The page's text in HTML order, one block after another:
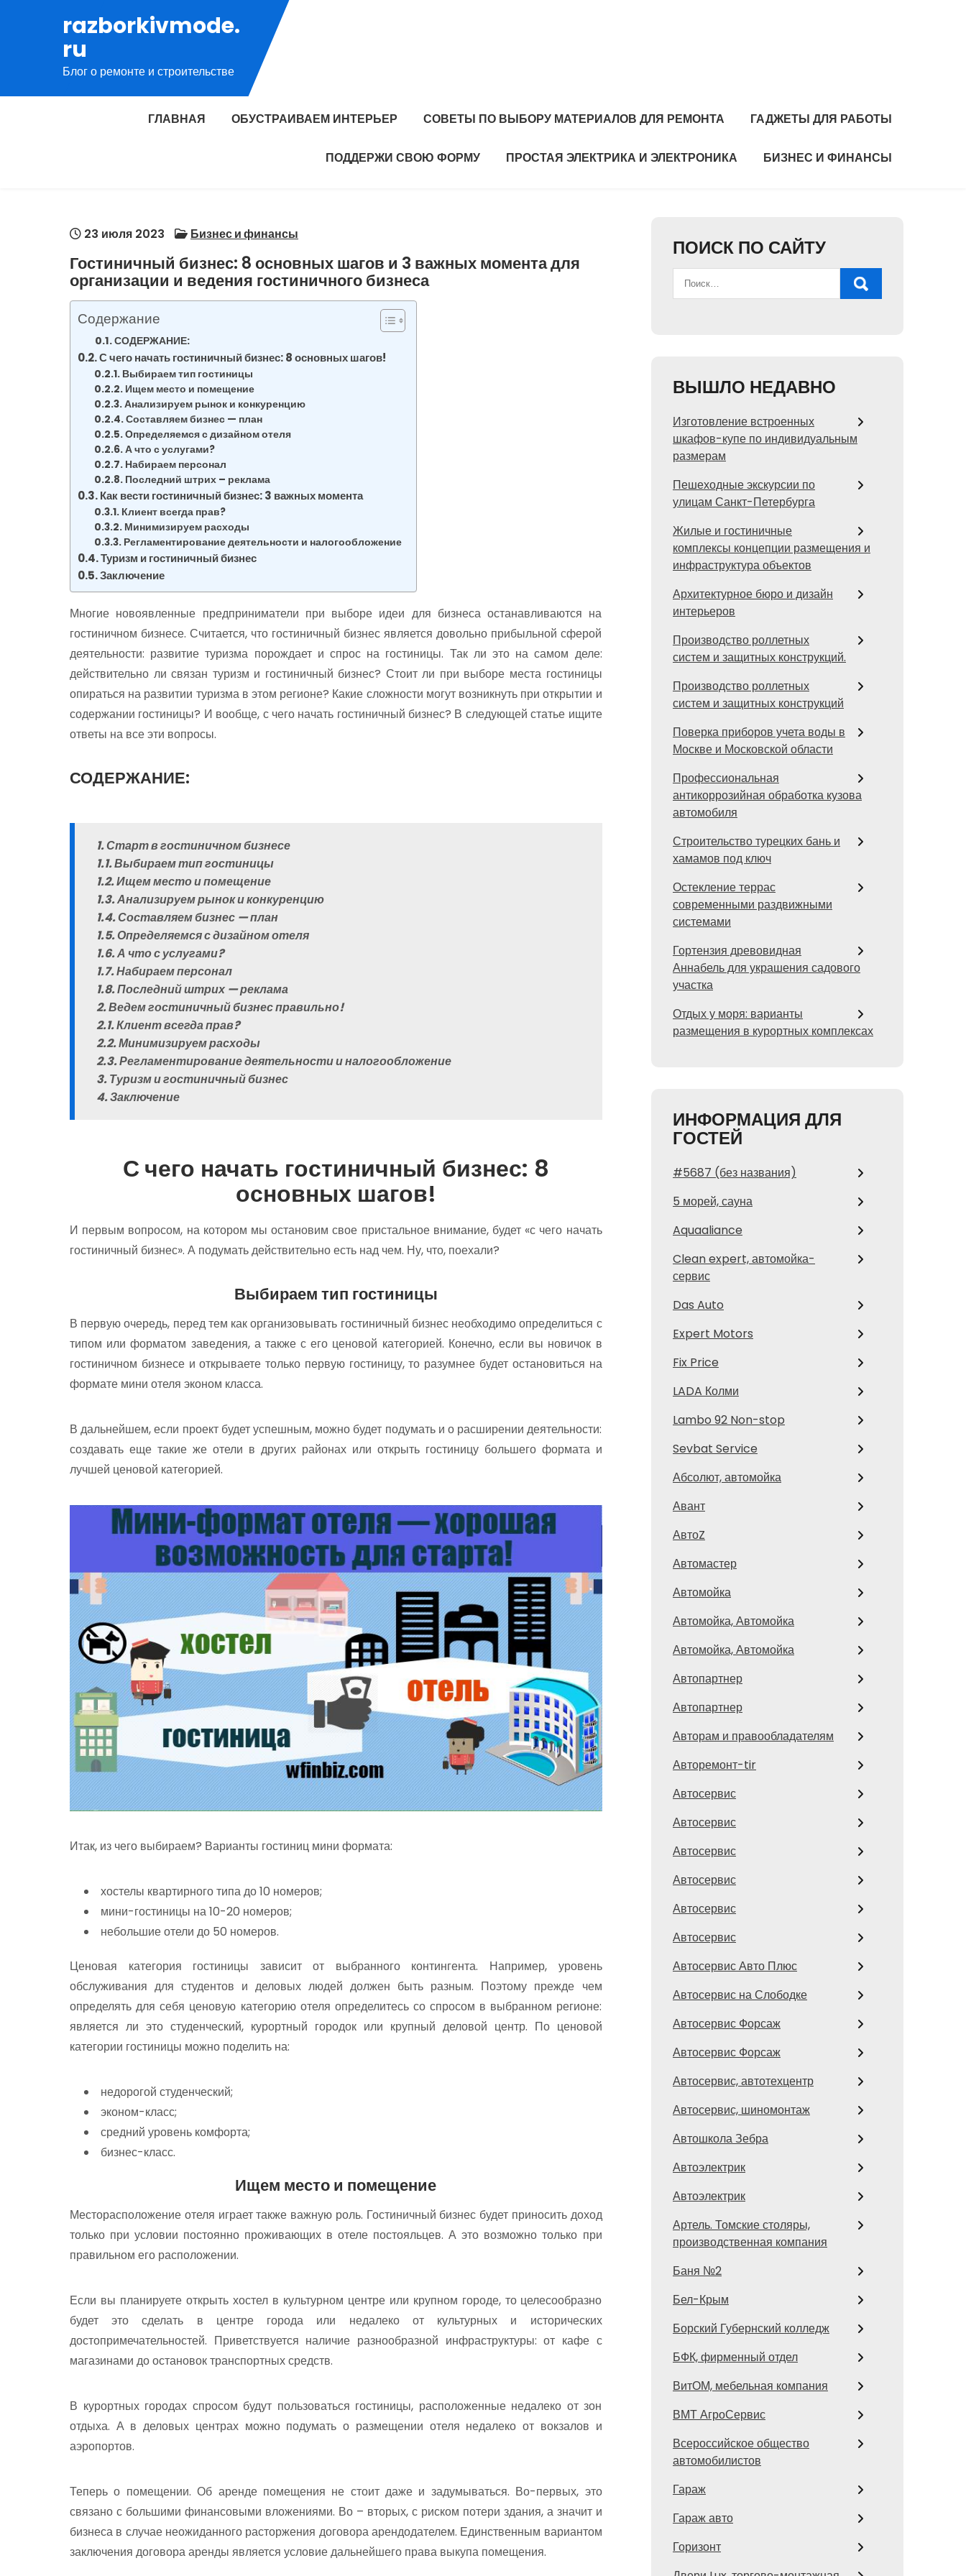
содержимому
razborkivmode.
ru
Блог о ремонте и строительстве
ГЛАВНАЯ ОБУСТРАИВАЕМ ИНТЕРЬЕР СОВЕТЫ ПО ВЫБОРУ МАТЕРИАЛОВ ДЛЯ РЕМОНТА ГАДЖЕТЫ ДЛЯ РАБОТЫ
ПОДДЕРЖИ СВОЮ ФОРМУ ПРОСТАЯ ЭЛЕКТРИКА И ЭЛЕКТРОНИКА БИЗНЕС И ФИНАНСЫ
23 июля 2023 Бизнес и финансы
Гостиничный бизнес: 8 основных шагов и 3 важных момента для
организации и ведения гостиничного бизнеса
Содержание
СОДЕРЖАНИЕ:
С чего начать гостиничный бизнес: 8 основных шагов!
Выбираем тип гостиницы
Ищем место и помещение
Анализируем рынок и конкуренцию
Составляем бизнес — план
Определяемся с дизайном отеля
А что с услугами?
Набираем персонал
Последний штрих – реклама
Как вести гостиничный бизнес: 3 важных момента
Клиент всегда прав?
Минимизируем расходы
Регламентирование деятельности и налогообложение
Туризм и гостиничный бизнес
Заключение
Многие новоявленные предприниматели при выборе идеи для бизнеса останавливаются на
гостиничном бизнесе. Считается, что гостиничный бизнес является довольно прибыльной сферой
деятельности: развитие туризма порождает и спрос на гостиницы. Так ли это на самом деле:
действительно ли связан туризм и гостиничный бизнес? Стоит ли при выборе места гостиницы
опираться на развитии туризма в этом регионе? Какие сложности могут возникнуть при открытии и
содержании гостиницы? И вообще, с чего начать гостиничный бизнес? В следующей статье ищите
ответы на все эти вопросы.
СОДЕРЖАНИЕ:
1. Старт в гостиничном бизнесе
1.1. Выбираем тип гостиницы
1.2. Ищем место и помещение
1.3. Анализируем рынок и конкуренцию
1.4. Составляем бизнес — план
1.5. Определяемся с дизайном отеля
1.6. А что с услугами?
1.7. Набираем персонал
1.8. Последний штрих — реклама
2. Ведем гостиничный бизнес правильно!
2.1. Клиент всегда прав?
2.2. Минимизируем расходы
2.3. Регламентирование деятельности и налогообложение
3. Туризм и гостиничный бизнес
4. Заключение
С чего начать гостиничный бизнес: 8
основных шагов!
И первым вопросом, на котором мы остановим свое пристальное внимание, будет «с чего начать
гостиничный бизнес». А подумать действительно есть над чем. Ну, что, поехали?
Выбираем тип гостиницы
В первую очередь, перед тем как организовывать гостиничный бизнес необходимо определиться с
типом или форматом заведения, а также с его ценовой категорией. Конечно, если вы новичок в
гостиничном бизнесе и открываете только первую гостиницу, то разумнее будет остановиться на
формате мини отеля эконом класса.
В дальнейшем, если проект будет успешным, можно будет подумать и о расширении деятельности:
создавать еще такие же отели в других районах или открыть гостиницу большего формата и
лучшей ценовой категорией.
Итак, из чего выбираем? Варианты гостиниц мини формата:
хостелы квартирного типа до 10 номеров;
мини-гостиницы на 10-20 номеров;
небольшие отели до 50 номеров.
Ценовая категория гостиницы зависит от выбранного контингента. Например, уровень
обслуживания для студентов и деловых людей должен быть разным. Поэтому прежде чем
определять для себя ценовую категорию отеля определитесь со спросом в выбранном регионе:
является ли это студенческий, курортный городок или крупный деловой центр. По ценовой
категории гостиницы можно поделить на:
недорогой студенческий;
эконом-класс;
средний уровень комфорта;
бизнес-класс.
Ищем место и помещение
Месторасположение отеля играет также важную роль. Гостиничный бизнес будет приносить доход
только при условии постоянно проживающих в отеле постояльцев. А это возможно только при
правильном его расположении.
Если вы планируете открыть хостел в культурном центре или крупном городе, то целесообразно
будет это сделать в центре города или недалеко от культурных и исторических
достопримечательностей. Приветствуется наличие разнообразной инфраструктуры: от кафе с
магазинами до остановок транспортных средств.
В курортных городах спросом будут пользоваться гостиницы, расположенные недалеко от зон
отдыха. А в деловых центрах можно подумать о размещении отеля недалеко от вокзалов и
аэропортов.
Теперь о помещении. Об аренде помещения не стоит даже и задумываться. Во-первых, это
связано с большими финансовыми вложениями. Во – вторых, с риском потери здания, а значит и
бизнеса в случае неожиданного расторжения договора арендодателем. Единственным вариантом
заключения договора аренды является условие дальнейшего права выкупа помещения.
ПОИСК ПО САЙТУ
ВЫШЛО НЕДАВНО
Изготовление встроенных
шкафов-купе по индивидуальным
размерам
Пешеходные экскурсии по
улицам Санкт-Петербурга
Жилые и гостиничные
комплексы концепции размещения и
инфраструктура объектов
Архитектурное бюро и дизайн
интерьеров
Производство роллетных
систем и защитных конструкций.
Производство роллетных
систем и защитных конструкций
Поверка приборов учета воды в
Москве и Московской области
Профессиональная
антикоррозийная обработка кузова
автомобиля
Строительство турецких бань и
хамамов под ключ
Остекление террас
современными раздвижными
системами
Гортензия древовидная
Аннабель для украшения садового
участка
Отдых у моря: варианты
размещения в курортных комплексах
ИНФОРМАЦИЯ ДЛЯ
ГОСТЕЙ
#5687 (без названия)
5 морей, сауна
Aquaaliance
Clean expert, автомойка-
сервис
Das Auto
Expert Motors
Fix Price
LADA Колми
Lambo 92 Non-stop
Sevbat Service
Абсолют, автомойка
Авант
АвтоZ
Автомастер
Автомойка
Автомойка, Автомойка
Автомойка, Автомойка
Автопартнер
Автопартнер
Авторам и правообладателям
Авторемонт-tir
Автосервис
Автосервис
Автосервис
Автосервис
Автосервис
Автосервис
Автосервис Авто Плюс
Автосервис на Слободке
Автосервис Форсаж
Автосервис Форсаж
Автосервис, автотехцентр
Автосервис, шиномонтаж
Автошкола Зебра
Автоэлектрик
Автоэлектрик
Артель. Томские столяры,
производственная компания
Баня №2
Бел-Крым
Борский Губернский колледж
БФК, фирменный отдел
ВитОМ, мебельная компания
ВМТ АгроСервис
Всероссийское общество
автомобилистов
Гараж
Гараж авто
Горизонт